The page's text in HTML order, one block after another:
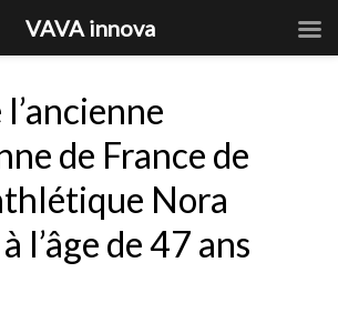
de France de
Nora
l’âge de 47 ans
VAVA innova